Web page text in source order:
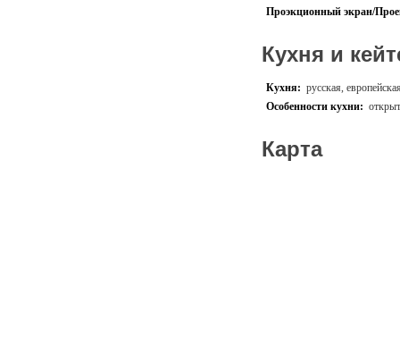
Проэкционный экран/
Кухня и
Кухня: русская,
Особенности кухни:
Карта